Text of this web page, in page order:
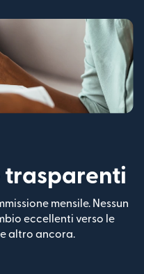
trasparenti
mensile. Nessun
eccellenti verso le
altro ancora.